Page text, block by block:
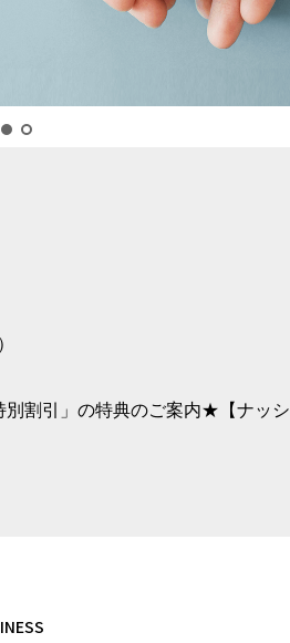
割引」の特典のご案内★【ナッシ